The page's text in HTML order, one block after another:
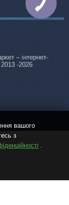
– інтернет-
2013 -2026
вашого
з
.
КНОПКА
ЗВ'ЯЗКУ